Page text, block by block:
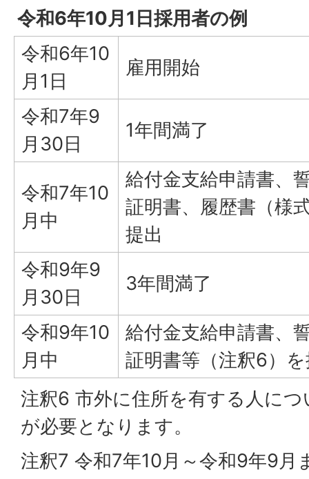
令和6年10月1日採用者の例
令和6年10
月1日
雇用開始
令和7年9
月30日
1年間満了
令和7年10
月中
給付金支給申請書、
証明書、履歴書（様
提出
令和9年9
月30日
3年間満了
令和9年10
月中
給付金支給申請書、
証明書等（注釈6）
注釈6 市外に住所を有する人に
が必要となります。
注釈7 令和7年10月～令和9年9月